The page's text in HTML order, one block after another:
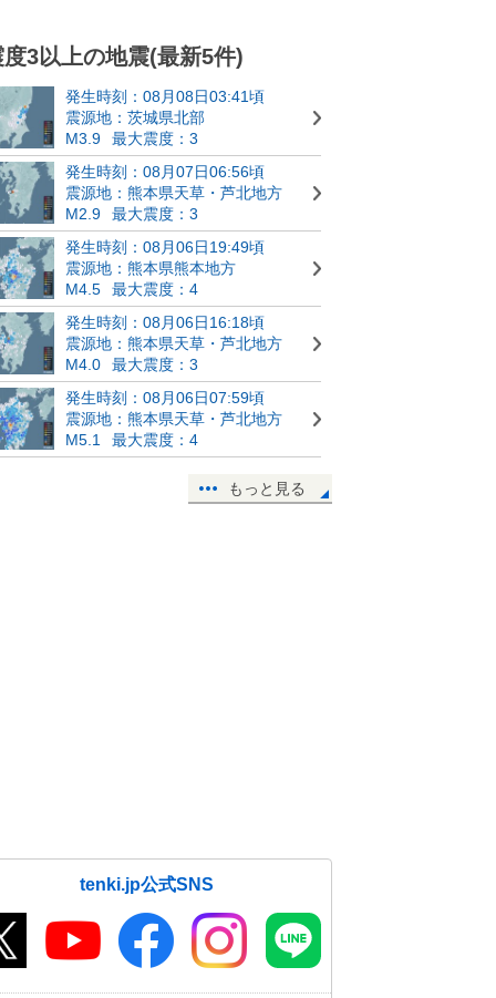
度3以上の地震(最新5件)
発生時刻：08月08日03:41頃
震源地：茨城県北部
M3.9
最大震度：3
発生時刻：08月07日06:56頃
震源地：熊本県天草・芦北地方
M2.9
最大震度：3
発生時刻：08月06日19:49頃
震源地：熊本県熊本地方
M4.5
最大震度：4
発生時刻：08月06日16:18頃
震源地：熊本県天草・芦北地方
M4.0
最大震度：3
発生時刻：08月06日07:59頃
震源地：熊本県天草・芦北地方
M5.1
最大震度：4
もっと見る
tenki.jp公式SNS